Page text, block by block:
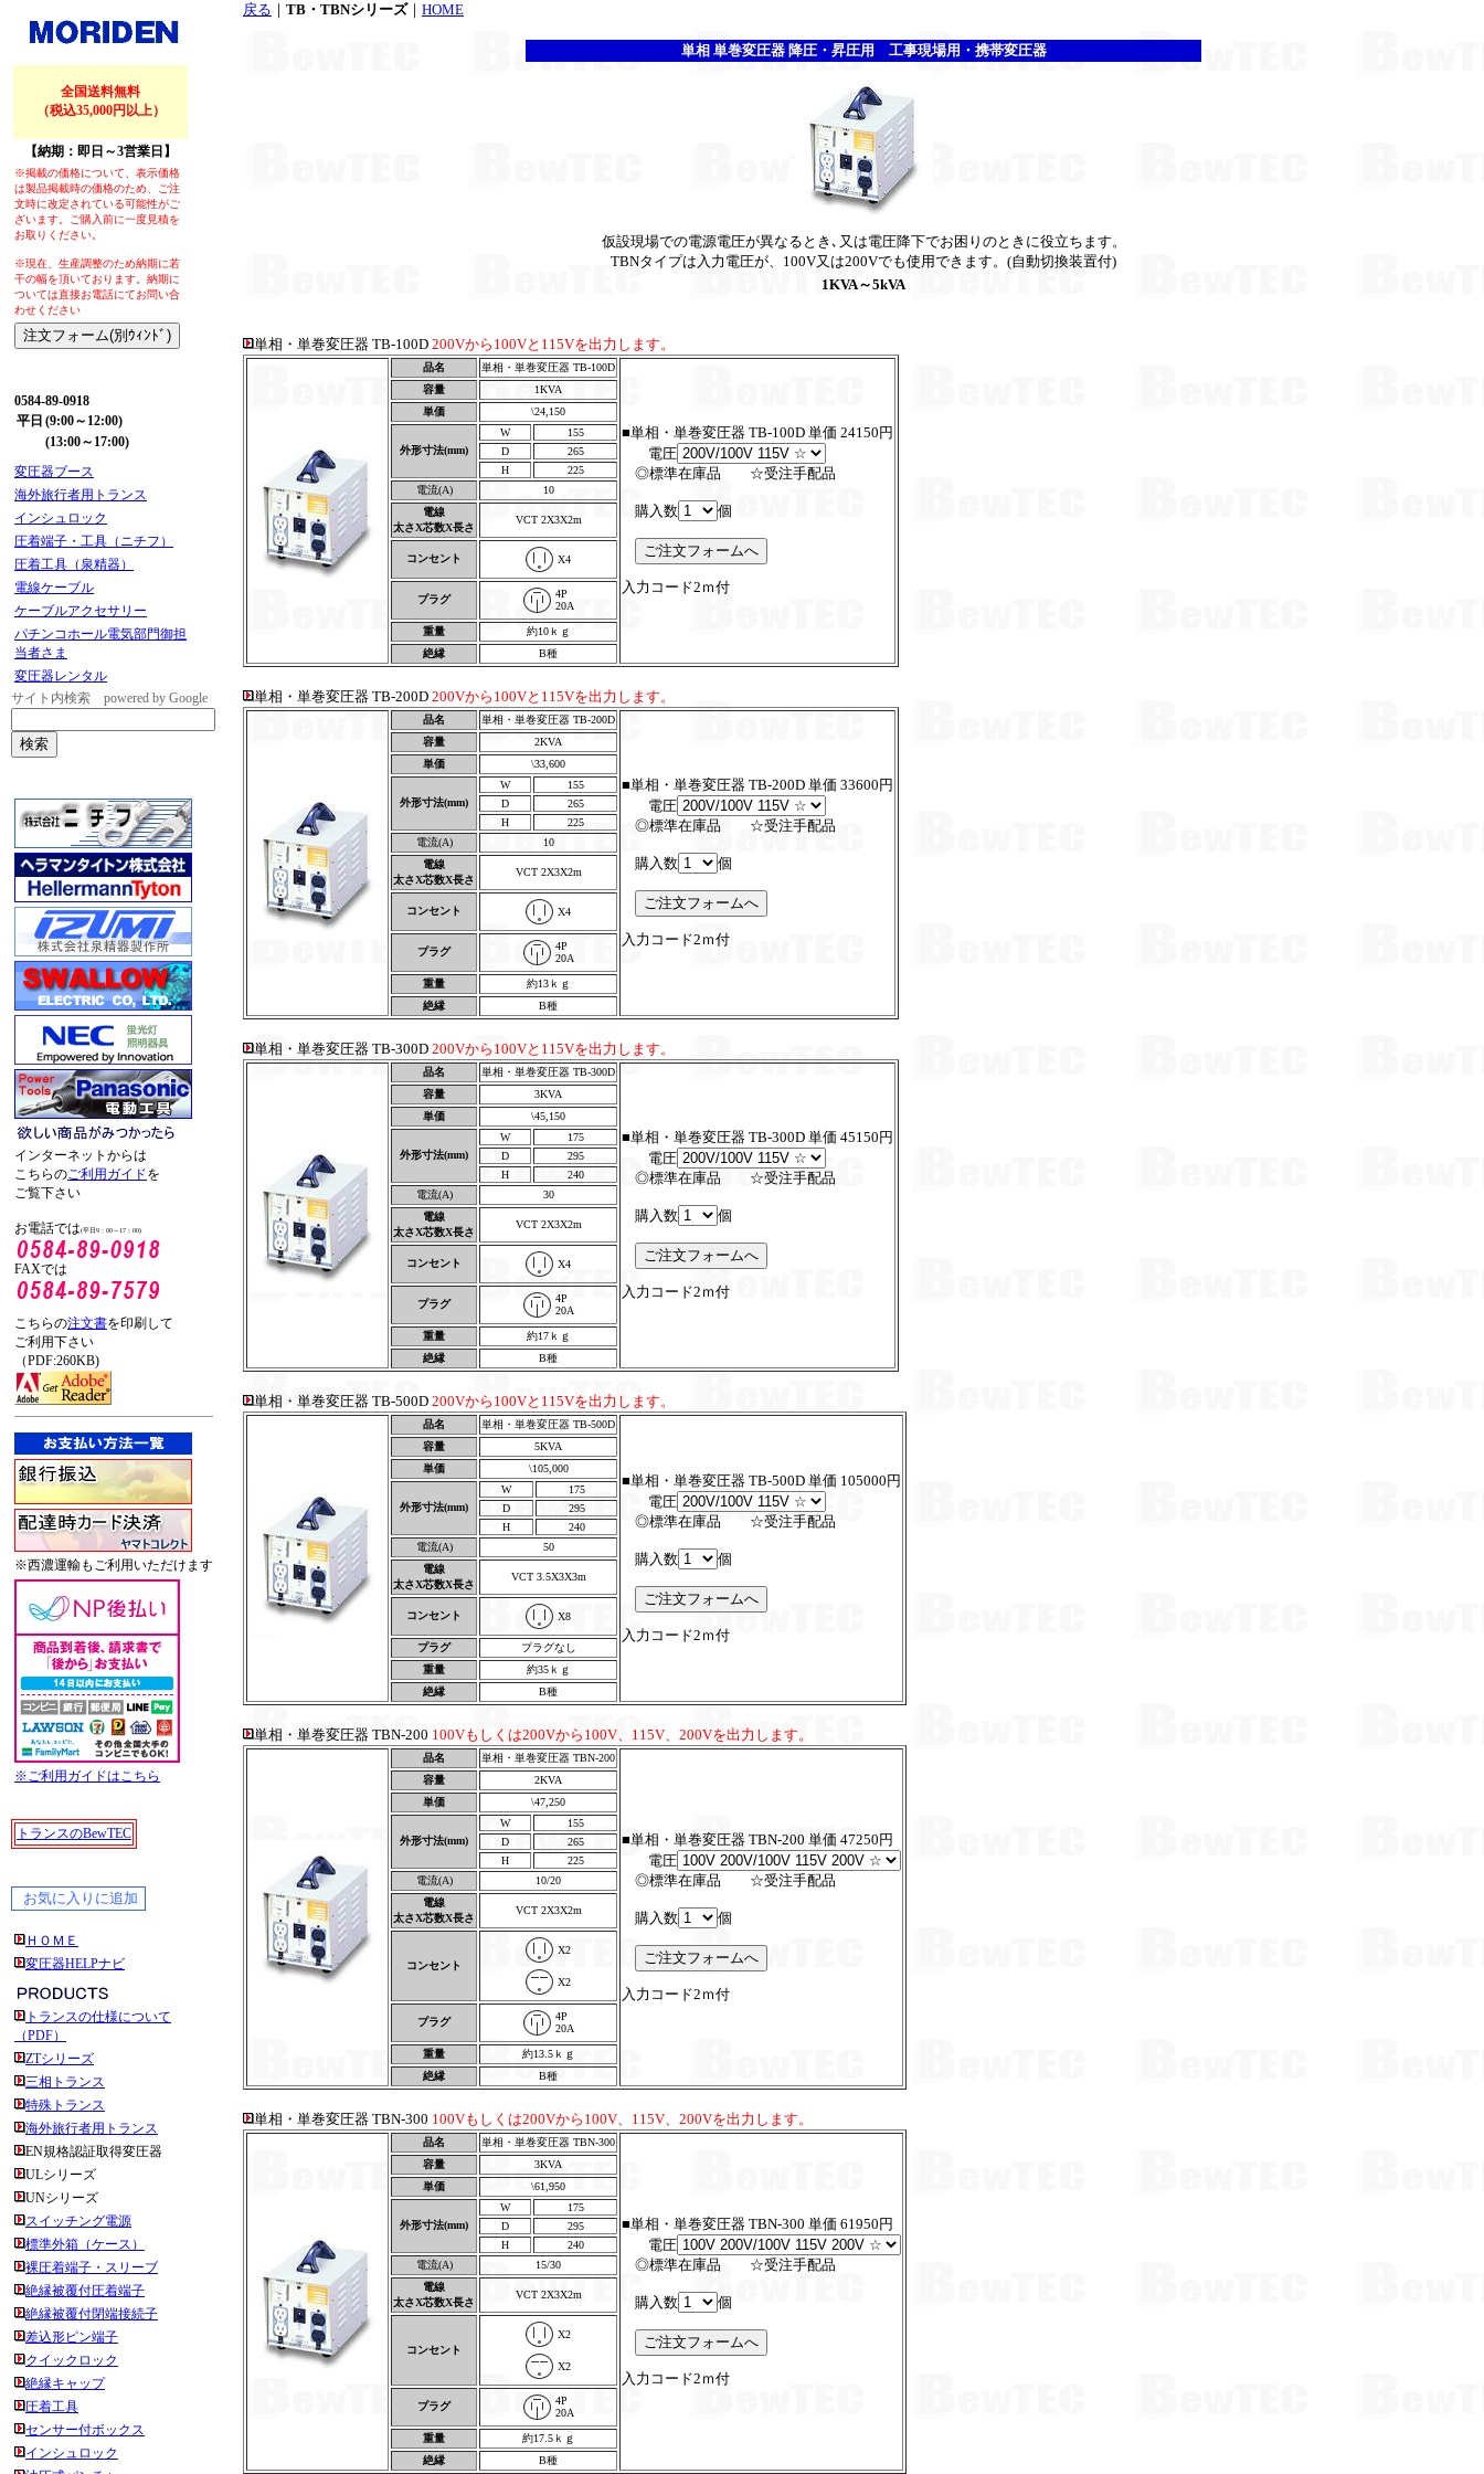
戻る ｜ TB・TBNシリーズ｜ HOME
単相 単巻変圧器 降圧・昇圧用 工事現場用・携帯変圧器
仮設現場での電源電圧が異なるとき､又は電圧降下でお困りのときに役立ちます。
TBNタイプは入力電圧が、100V又は200Vでも使用できます。(自動切換装置付)
1KVA～5kVA
単相・単巻変圧器 TB-100D 200Vから100Vと115Vを出力します。
品名 単相・単巻変圧器 TB-100D
■単相・単巻変圧器 TB-100D 単価 24150円
電圧
◎標準在庫品 ☆受注手配品
購入数 個
入力コード2ｍ付
容量
1KVA
単価
\24,150
外形寸法(mm)
W
155
D
265
H
225
電流(A)
10
電線
太さX芯数X長さ
VCT 2X3X2m
コンセント X4
プラグ
4P
20A
重量
約10ｋｇ
絶縁
B種
単相・単巻変圧器 TB-200D 200Vから100Vと115Vを出力します。
品名 単相・単巻変圧器 TB-200D
■単相・単巻変圧器 TB-200D 単価 33600円
電圧
◎標準在庫品 ☆受注手配品
購入数 個
入力コード2ｍ付
容量
2KVA
単価
\33,600
外形寸法(mm)
W
155
D
265
H
225
電流(A)
10
電線
太さX芯数X長さ
VCT 2X3X2m
コンセント X4
プラグ
4P
20A
重量
約13ｋｇ
絶縁
B種
単相・単巻変圧器 TB-300D 200Vから100Vと115Vを出力します。
品名 単相・単巻変圧器 TB-300D
■単相・単巻変圧器 TB-300D 単価 45150円
電圧
◎標準在庫品 ☆受注手配品
購入数 個
入力コード2ｍ付
容量
3KVA
単価
\45,150
外形寸法(mm)
W
175
D
295
H
240
電流(A)
30
電線
太さX芯数X長さ
VCT 2X3X2m
コンセント X4
プラグ
4P
20A
重量
約17ｋｇ
絶縁
B種
単相・単巻変圧器 TB-500D 200Vから100Vと115Vを出力します。
品名 単相・単巻変圧器 TB-500D
■単相・単巻変圧器 TB-500D 単価 105000円
電圧
◎標準在庫品 ☆受注手配品
購入数 個
入力コード2ｍ付
容量
5KVA
単価
\105,000
外形寸法(mm)
W
175
D
295
H
240
電流(A)
50
電線
太さX芯数X長さ
VCT 3.5X3X3m
コンセント X8
プラグ
プラグなし
重量
約35ｋｇ
絶縁
B種
単相・単巻変圧器 TBN-200 100Vもしくは200Vから100V、115V、200Vを出力します。
品名 単相・単巻変圧器 TBN-200
■単相・単巻変圧器 TBN-200 単価 47250円
電圧
◎標準在庫品 ☆受注手配品
購入数 個
入力コード2ｍ付
容量
2KVA
単価
\47,250
外形寸法(mm)
W
155
D
265
H
225
電流(A)
10/20
電線
太さX芯数X長さ
VCT 2X3X2m
コンセント
X2
X2
プラグ
4P
20A
重量
約13.5ｋｇ
絶縁
B種
単相・単巻変圧器 TBN-300 100Vもしくは200Vから100V、115V、200Vを出力します。
品名 単相・単巻変圧器 TBN-300
■単相・単巻変圧器 TBN-300 単価 61950円
電圧
◎標準在庫品 ☆受注手配品
購入数 個
入力コード2ｍ付
容量
3KVA
単価
\61,950
外形寸法(mm)
W
175
D
295
H
240
電流(A)
15/30
電線
太さX芯数X長さ
VCT 2X3X2m
コンセント
X2
X2
プラグ
4P
20A
重量
約17.5ｋｇ
絶縁
B種
全国送料無料
（税込35,000円以上）
【納期：即日～3営業日】
※掲載の価格について、表示価格
は製品掲載時の価格のため、ご注
文時に改定されている可能性がご
ざいます。ご購入前に一度見積を
お取りください。
※現在、生産調整のため納期に若
干の幅を頂いております。納期に
ついては直接お電話にてお問い合
わせください
0584-89-0918
平日 (9:00～12:00)
(13:00～17:00)
変圧器ブース
海外旅行者用トランス
インシュロック
圧着端子・工具（ニチフ）
圧着工具（泉精器）
電線ケーブル
ケーブルアクセサリー
パチンコホール電気部門御担
当者さま
変圧器レンタル
サイト内検索 powered by Google
インターネットからは
こちらのご利用ガイドを
ご覧下さい
お電話では(平日9：00～17：00)
FAXでは
こちらの注文書を印刷して
ご利用下さい
（PDF:260KB)
※西濃運輸もご利用いただけます
※ご利用ガイドはこちら
トランスのBewTEC
ＨＯＭＥ
変圧器HELPナビ
トランスの仕様について
（PDF）
ZTシリーズ
三相トランス
特殊トランス
海外旅行者用トランス
EN規格認証取得変圧器
ULシリーズ
UNシリーズ
スイッチング電源
標準外箱（ケース）
裸圧着端子・スリーブ
絶縁被覆付圧着端子
絶縁被覆付閉端接続子
差込形ピン端子
クイックロック
絶縁キャップ
圧着工具
センサー付ボックス
インシュロック